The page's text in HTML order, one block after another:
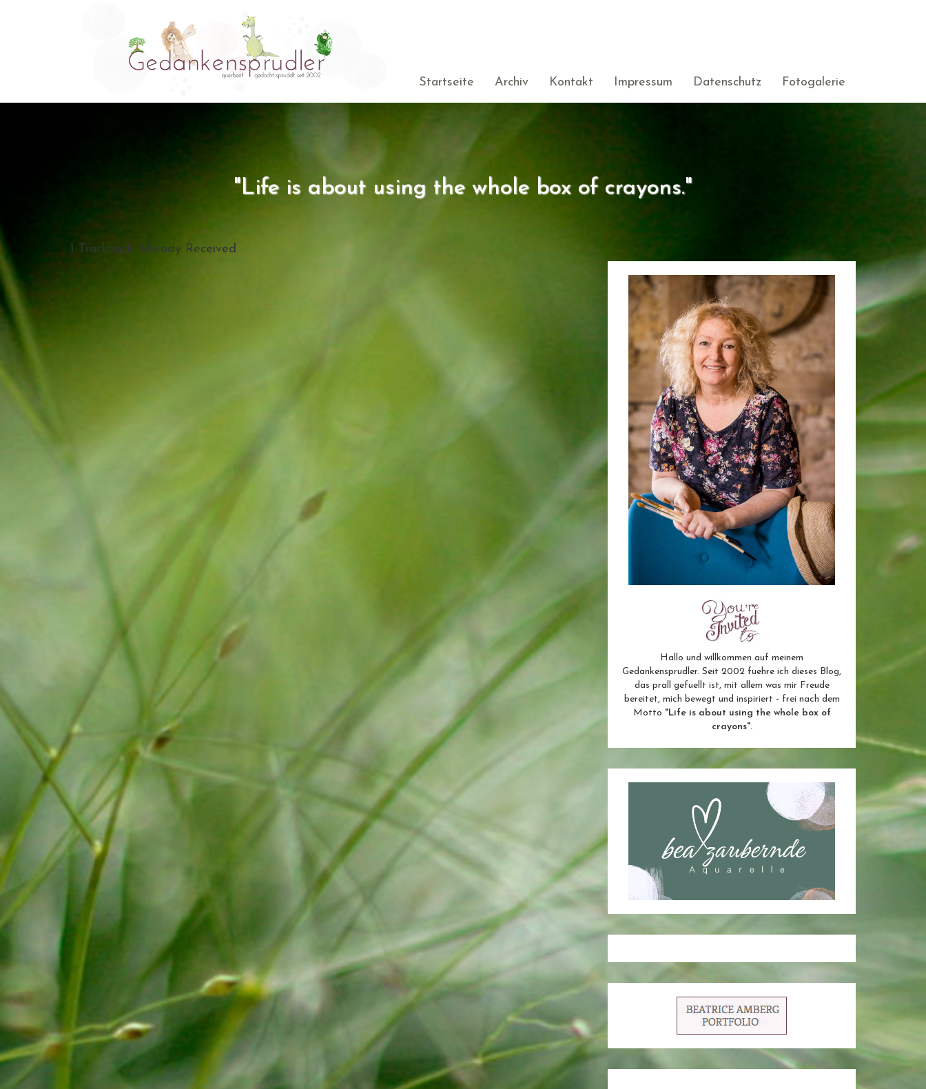
Startseite Archiv Kontakt Impressum Datenschutz Fotogalerie
"Life is about using the whole box of crayons."
1 Trackback Already Received
Hallo und willkommen auf meinem
Gedankensprudler. Seit 2002 fuehre ich dieses Blog,
das prall gefuellt ist, mit allem was mir Freude
bereitet, mich bewegt und inspiriert - frei nach dem
Motto "Life is about using the whole box of
crayons".